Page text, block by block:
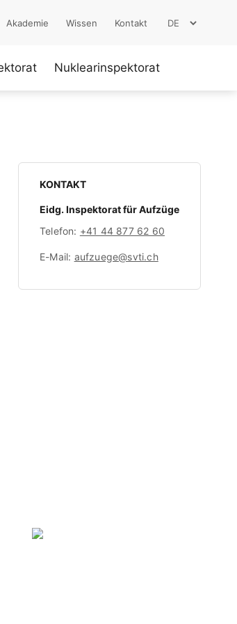
Akademie Wissen Kontakt
Nuklearinspektorat
KONTAKT
Eidg. Inspektorat für Aufzüge
Telefon: +41 44 877 62 60
E-Mail: aufzuege@svti.ch